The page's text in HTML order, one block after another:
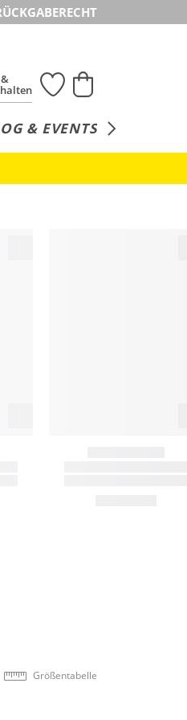
& EVENTS
Größentabelle